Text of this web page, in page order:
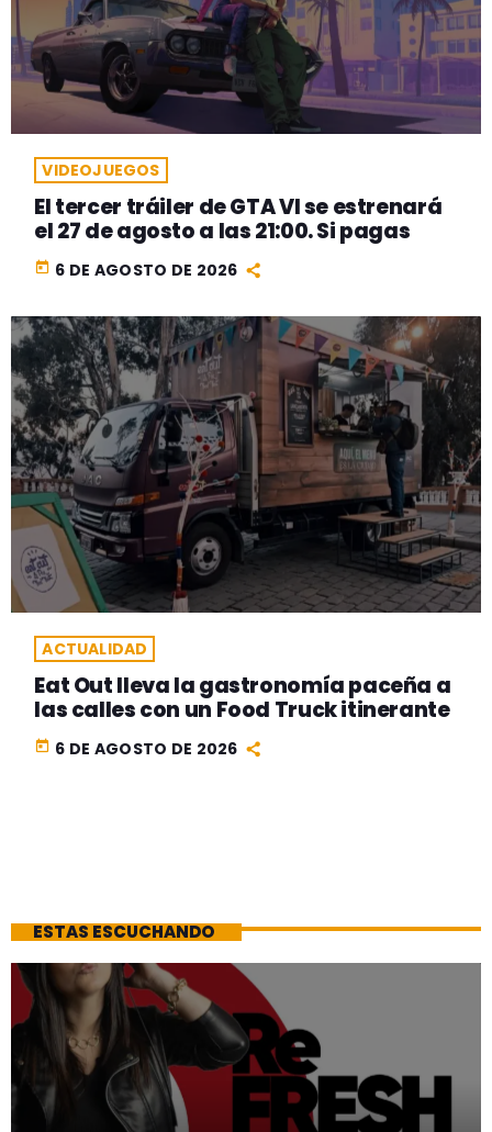
VIDEOJUEGOS
El tercer tráiler de GTA VI se estrenará
el 27 de agosto a las 21:00. Si pagas
today 6 DE AGOSTO DE 2026
ACTUALIDAD
Eat Out lleva la gastronomía paceña a
las calles con un Food Truck itinerante
today 6 DE AGOSTO DE 2026
ESTAS ESCUCHANDO